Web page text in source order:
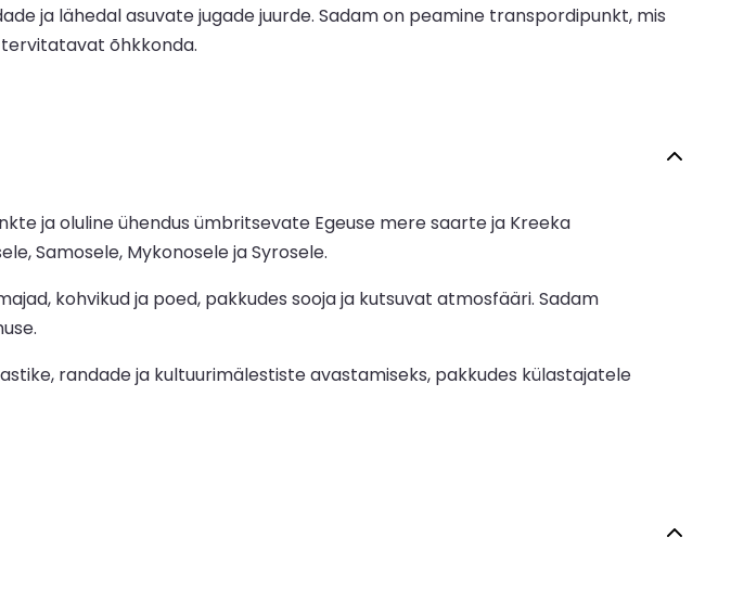
ja lähedal asuvate jugade juurde. Sadam on peamine transpordipunkt, mis
õhkkonda.
ja oluline ühendus ümbritsevate Egeuse mere saarte ja Kreeka
Samosele, Mykonosele ja Syrosele.
kohvikud ja poed, pakkudes sooja ja kutsuvat atmosfääri. Sadam
randade ja kultuurimälestiste avastamiseks, pakkudes külastajatele